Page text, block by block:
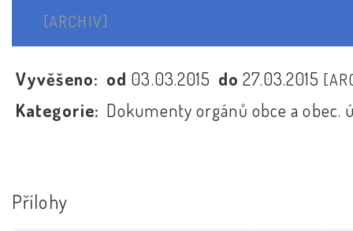
[ARCHIV]
Vyvěšeno: od 03.03.2015 do27.03.2015
Kategorie: Dokumenty orgánů obce a obec.
Přílohy